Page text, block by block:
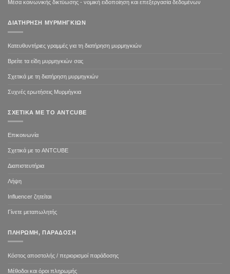
Μέσα κοινωνικής δικτύωσης - νομική ειδοποίηση και επεξεργασία δεδομένων
ΔΙΑΤΉΡΗΣΗ ΜΥΡΜΗΓΚΙΏΝ
Κατευθυντήριες γραμμές για τη διατήρηση μυρμηγκιών
Βρείτε τα είδη μυρμηγκιών σας
Σχετικά με τη διατήρηση μυρμηγκιών
Συχνές ερωτήσεις Μυρμήγκια
ΣΧΕΤΙΚΆ ΜΕ ΤΟ ANTCUBE
Επικοινωνία
Σχετικά με το ANTCUBE
Διαπιστευτήρια
Λήψη
Influencer ζητείται
Γίνετε μεταπωλητής
ΠΛΗΡΩΜΉ, ΠΑΡΆΔΟΣΗ
Κόστος αποστολής / περιορισμοί παράδοσης
Μέθοδοι και όροι πληρωμής